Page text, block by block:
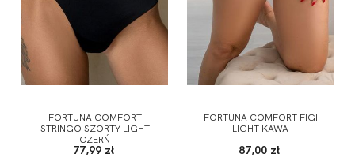
FORTUNA COMFORT
STRINGO SZORTY LIGHT
CZERŃ
77,99 zł
FORTUNA COMFORT FIGI
LIGHT KAWA
87,00 zł